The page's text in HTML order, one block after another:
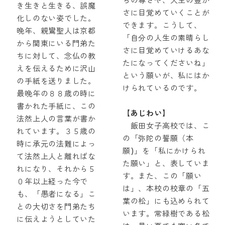
き生きと生きる、誤魔
化しのない姿でした。
晩年、親鸞聖人は京都
から関東にいる門弟た
ちに対して、念仏の教
えを伝えるために沢山
の手紙を送りました。
最晩年の８８歳の時に
書かれた手紙に、この
法然上人の言葉が書か
れています。３５歳の
時に承元の法難によっ
て法然上人と離ればな
れになり、それから５
０年以上経った今で
も、「愚者になる」こ
との大切さを門弟たち
に伝えようとしていた
さに目覚めていくことが
できます。こうして、
「自分の人生の素晴らし
さに目覚めていけるあな
たになってくださいね」
という願いが、私にはか
けられているのです。
【あじわい】
飯田女子高校では、こ
の「弥陀の誓願（本
願)」を「私にかけられ
た願い」と、表していま
す。また、この「願い
は」、本校の校章の「五
葉の松」にも込められて
います。常緑樹である松